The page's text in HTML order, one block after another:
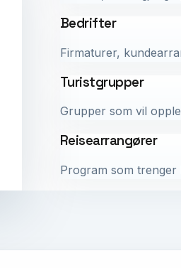
Bedrifter
Firmaturer,
Turistgrupper
Grupper som vil
Reisearrangører
Program som